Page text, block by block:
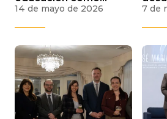
claves del éxito
14 de mayo de 2026
2026
7 de